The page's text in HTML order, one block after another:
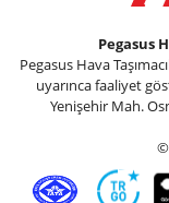
Pegasus
Pegasus Hava
uyarınca faaliyet
Yenişehir Mah.
©